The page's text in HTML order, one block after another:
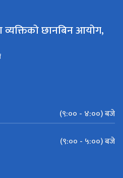
व्यक्तिको छानबिन आयोग,
(९:०० - ४:००) बजे
(९:०० - ५:००) बजे